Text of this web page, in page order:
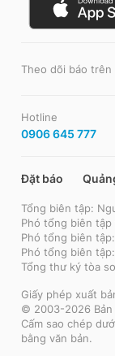
Theo dõi báo trên
Hotline
0906 645 777
Đặt báo
Tổng biên tập:
Phó tổng biên
Phó tổng biên
Phó tổng biên
Tổng thư ký tòa
Giấy phép xuất
© 2003-2026 Bản
Cấm sao chép
bằng văn bản.